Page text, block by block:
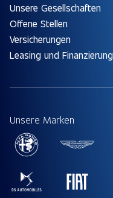
Unsere Gesellschaften
Offene Stellen
Versicherungen
Leasing und Finanzierung
Unsere Marken